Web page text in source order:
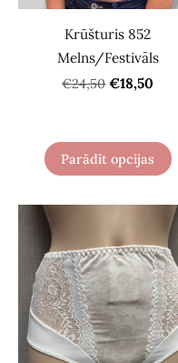
Krūšturis 852
Melns/Festivāls
€24,50 €18,50
Parādīt opcijas